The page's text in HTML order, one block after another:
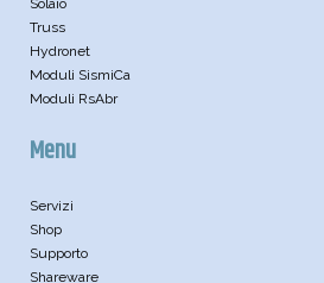
Truss
Hydronet
Moduli SismiCa
Moduli RsAbr
Menu
Servizi
Shop
Supporto
Shareware